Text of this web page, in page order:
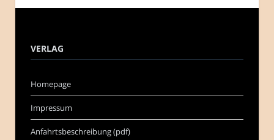
VERLAG
Homepage
Impressum
Anfahrtsbeschreibung (pdf)